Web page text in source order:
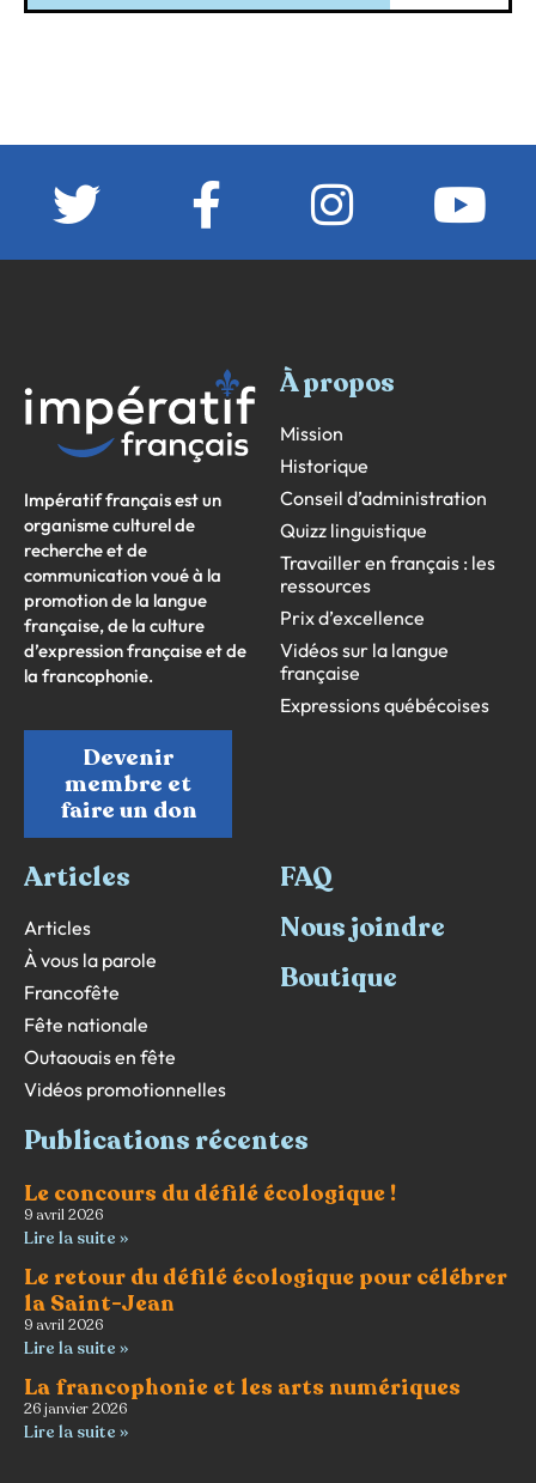
Impératif français est un
organisme culturel de
recherche et de
communication voué à la
promotion de la langue
française, de la culture
d’expression française et de
la francophonie.
Devenir
membre et
faire un don
À propos
Mission
Historique
Conseil d’administration
Quizz linguistique
Travailler en français : les
ressources
Prix d’excellence
Vidéos sur la langue
française
Expressions québécoises
Articles
Articles
À vous la parole
Francofête
Fête nationale
Outaouais en fête
Vidéos promotionnelles
FAQ
Nous joindre
Boutique
Publications récentes
Le concours du défilé écologique !
9 avril 2026
Lire la suite »
Le retour du défilé écologique pour célébrer
la Saint-Jean
9 avril 2026
Lire la suite »
La francophonie et les arts numériques
26 janvier 2026
Lire la suite »